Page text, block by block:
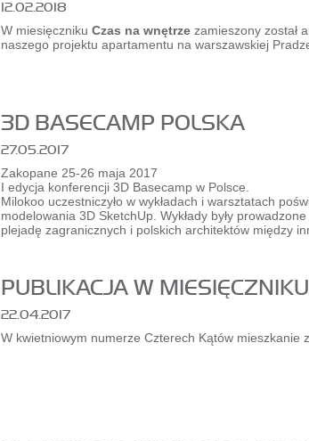
12.02.2018
W miesięczniku Czas na wnętrze zamieszony został
naszego projektu apartamentu na warszawskiej
3D BASECAMP POLSKA
27.05.2017
Zakopane 25-26 maja 2017
I edycja konferencji 3D Basecamp w Polsce.
Milokoo uczestniczyło w wykładach i warsztatach
modelowania 3D SketchUp. Wykłady były
plejadę zagranicznych i polskich architektów między
PUBLIKACJA W
22.04.2017
W kwietniowym numerze Czterech Kątów mieszkanie